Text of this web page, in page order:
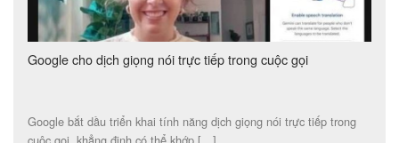
Google cho dịch giọng nói trực tiếp trong cuộc gọi
Google bắt dầu triển khai tính năng dịch giọng nói trực tiếp trong